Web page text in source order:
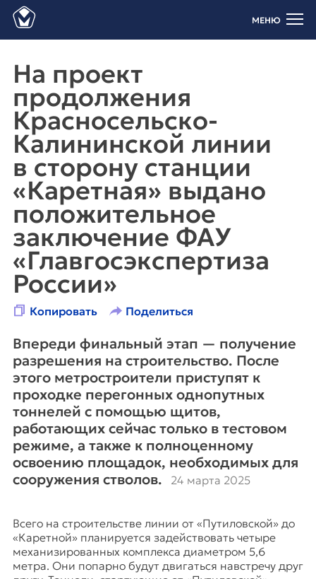
МЕНЮ
На проект
продолжения
Красносельско‐
Калининской линии
в сторону станции
«Каретная» выдано
положительное
заключение ФАУ
«Главгосэкспертиза
России»
Копировать Поделиться
Впереди финальный этап — получение
разрешения на строительство. После
этого метростроители приступят к
проходке перегонных однопутных
тоннелей с помощью щитов,
работающих сейчас только в тестовом
режиме, а также к полноценному
освоению площадок, необходимых для
сооружения стволов.
24 марта 2025
Всего на строительстве линии от «Путиловской» до
«Каретной» планируется задействовать четыре
механизированных комплекса диаметром 5,6
метра. Они попарно будут двигаться навстречу друг